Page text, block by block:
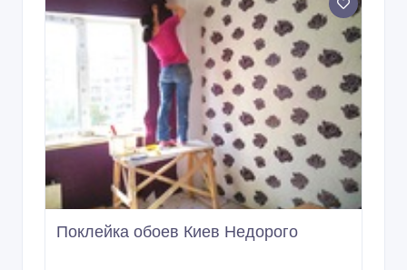
Поклейка обоев Киев Недорого